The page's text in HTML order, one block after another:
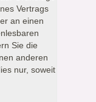
Vertrags
an einen
Sie die
anderen
nur, soweit